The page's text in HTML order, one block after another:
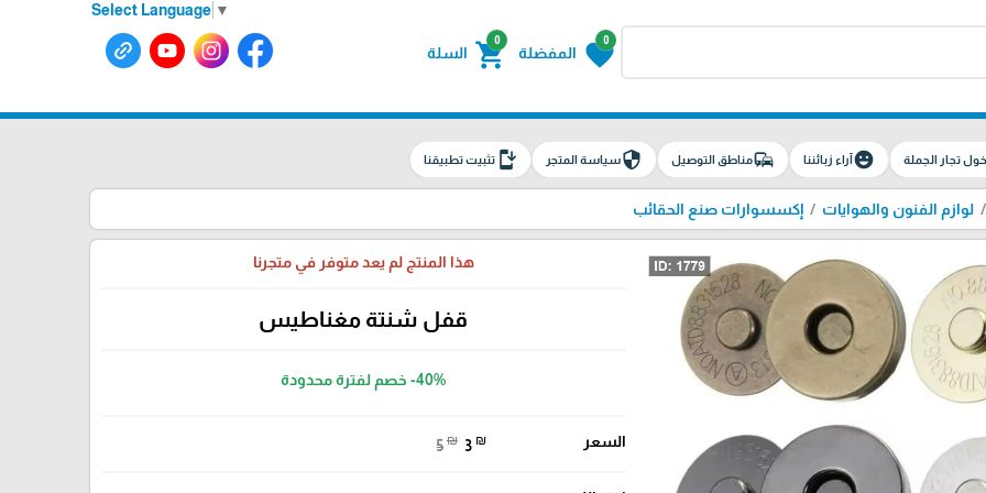
Select Language ▼
0
favorite المفضلة
0
shopping_cart السلة
تجار الجملة emoji_emotionsآراء زبائننا commuteمناطق التوصيل securityسياسة المتجر install_mobileتثبيت تطبيقنا
لوازم الفنون والهوايات إكسسوارات صنع الحقائب
هذا المنتج لم يعد متوفر في متجرنا
قفل شنتة مغناطيس
-40%خصم لفترة محدودة
السعر 5 ₪ 3 ₪